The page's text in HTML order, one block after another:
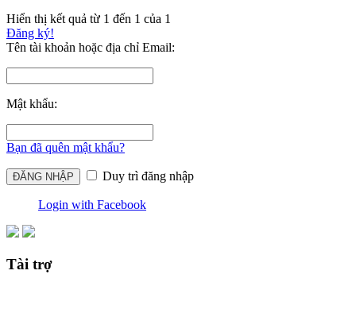
Hiển thị kết quả từ 1 đến 1 của 1
Đăng ký!
Tên tài khoản hoặc địa chỉ Email:
Mật khẩu:
Bạn đã quên mật khẩu?
Duy trì đăng nhập
Login with Facebook
Tài trợ